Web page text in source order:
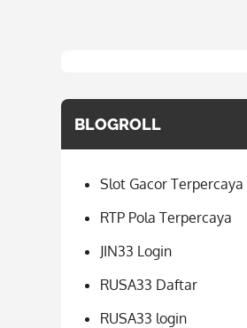
BLOGROLL
Slot Gacor Terpercaya
RTP Pola Terpercaya
JIN33 Login
RUSA33 Daftar
RUSA33 login